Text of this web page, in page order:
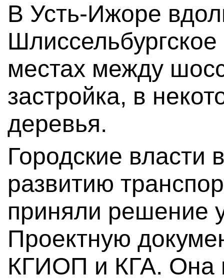
В Усть-Ижоре
местах между
застройка, в
деревья.
Городские власти
развитию
приняли решение
Проектную
КГИОП и КГА. Она